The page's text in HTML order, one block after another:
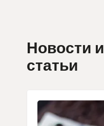
Новости и
статьи